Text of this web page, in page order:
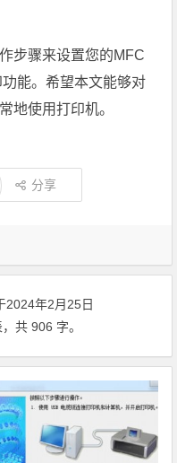
步骤来设置您的MFC
能。希望本文能够对
地使用打印机。
分享
2024年2月25日
共 906 字。